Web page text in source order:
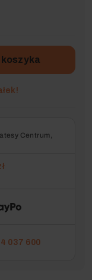
koszyka
Centrum,
037 600